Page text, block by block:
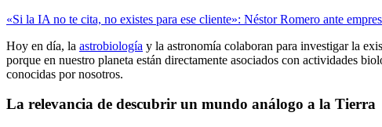
«Si la IA no te cita, no existes para ese cliente»: Néstor Romero ante
Hoy en día, la astrobiología y la astronomía colaboran para investigar la
porque en nuestro planeta están directamente asociados con actividades
conocidas por nosotros.
La relevancia de descubrir un mundo análogo a la Tierra